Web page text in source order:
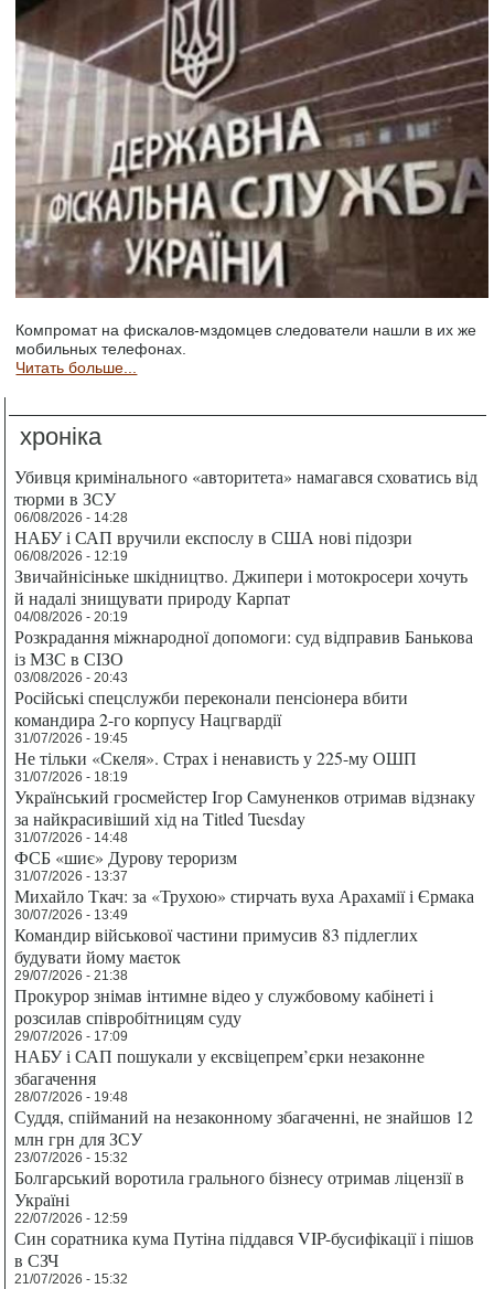
Компромат на фискалов-мздомцев следователи нашли в их же
мобильных телефонах.
Читать больше...
хроніка
Убивця кримінального «авторитета» намагався сховатись від
тюрми в ЗСУ
06/08/2026 - 14:28
НАБУ і САП вручили експослу в США нові підозри
06/08/2026 - 12:19
Звичайнісіньке шкідництво. Джипери і мотокросери хочуть
й надалі знищувати природу Карпат
04/08/2026 - 20:19
Розкрадання міжнародної допомоги: суд відправив Банькова
із МЗС в СІЗО
03/08/2026 - 20:43
Російські спецслужби переконали пенсіонера вбити
командира 2-го корпусу Нацгвардії
31/07/2026 - 19:45
Не тільки «Скеля». Страх і ненависть у 225-му ОШП
31/07/2026 - 18:19
Український гросмейстер Ігор Самуненков отримав відзнаку
за найкрасивіший хід на Titled Tuesday
31/07/2026 - 14:48
ФСБ «шиє» Дурову тероризм
31/07/2026 - 13:37
Михайло Ткач: за «Трухою» стирчать вуха Арахамії і Єрмака
30/07/2026 - 13:49
Командир військової частини примусив 83 підлеглих
будувати йому маєток
29/07/2026 - 21:38
Прокурор знімав інтимне відео у службовому кабінеті і
розсилав співробітницям суду
29/07/2026 - 17:09
НАБУ і САП пошукали у ексвіцепрем’єрки незаконне
збагачення
28/07/2026 - 19:48
Суддя, спійманий на незаконному збагаченні, не знайшов 12
млн грн для ЗСУ
23/07/2026 - 15:32
Болгарський воротила грального бізнесу отримав ліцензії в
Україні
22/07/2026 - 12:59
Син соратника кума Путіна піддався VIP-бусифікації і пішов
в СЗЧ
21/07/2026 - 15:32